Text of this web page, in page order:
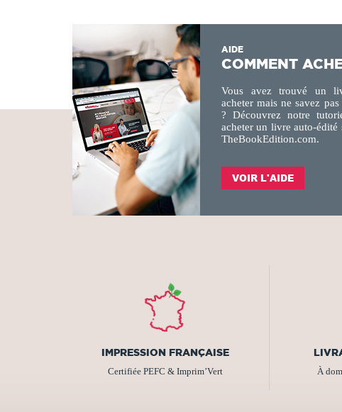
AIDE
COMMENT
Vous avez trouvé un
acheter mais ne savez
? Découvrez notre
acheter un livre auto-édité
TheBookEdition.com.
VOIR L'AIDE
IMPRESSION FRANÇAISE
Certifiée PEFC & Imprim’Vert À